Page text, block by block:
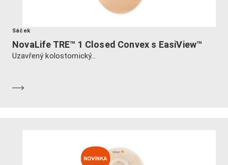
Sáček
NovaLife TRE™ 1 Closed Convex s EasiView™
Uzavřený kolostomický...